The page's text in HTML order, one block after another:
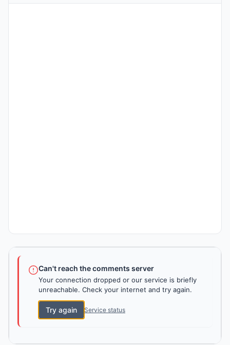
Can't reach the comments server
Your connection dropped or our service is briefly
unreachable. Check your internet and try again.
Try again Service status